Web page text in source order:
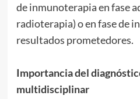
de inmunoterapia en fase
radioterapia) o en fase de
resultados prometedores.
Importancia del
multidisciplinar